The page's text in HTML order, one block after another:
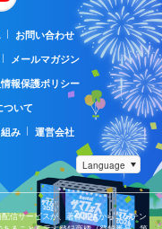
お問い合わせ
メールマガジン
報保護ポリシー
ついて
み 運営会社
信サービスが、著作権者からコンテン